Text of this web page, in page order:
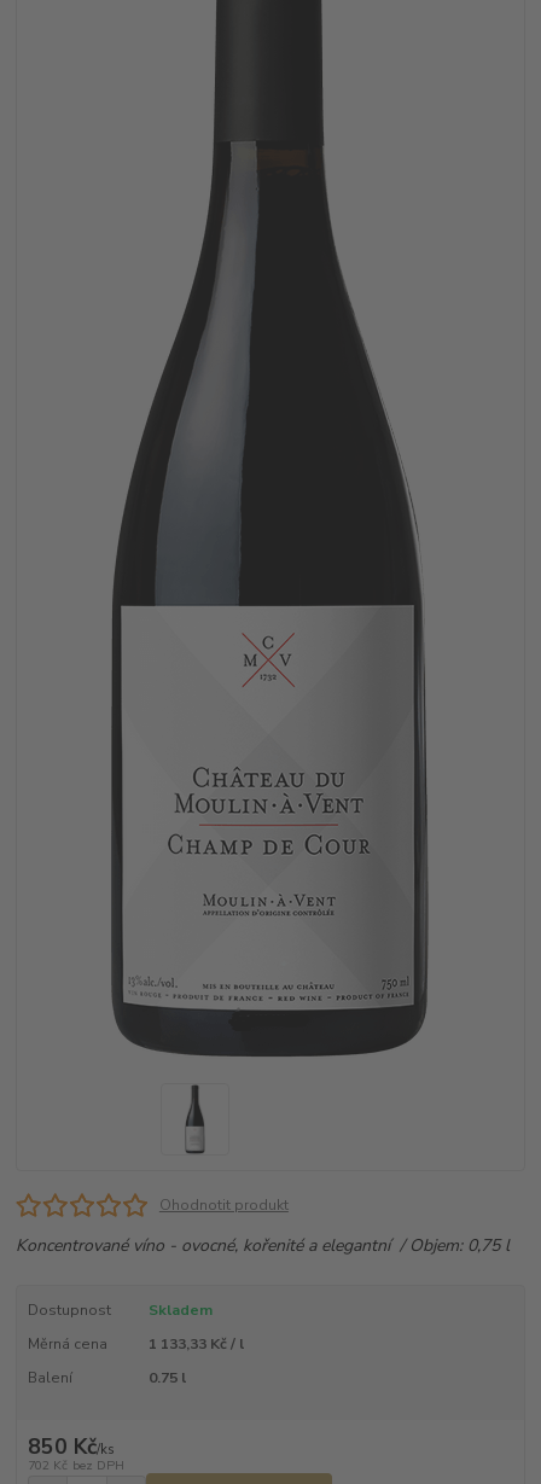
Ohodnotit produkt
Koncentrované víno - ovocné, kořenité a elegantní / Objem: 0,75 l
Dostupnost
Skladem
Měrná cena
1 133,33 Kč / l
Balení
0.75 l
850 Kč/ks
702 Kč bez DPH